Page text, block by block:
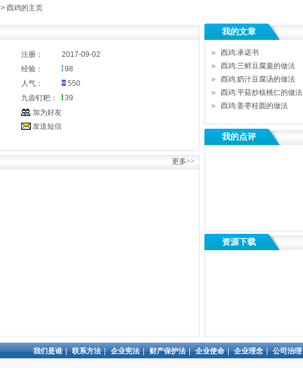
> 酉鸡的主页
注册：
2017-09-02
经验：
98
人气：
550
九齿钉耙：
39
加为好友
发送短信
我的点评
资源下载
更多>>
我的文章
酉鸡:承诺书
酉鸡:三鲜豆腐羹的做法
酉鸡:奶汁豆腐汤的做法
酉鸡:平菇炒核桃仁的做法
酉鸡:姜枣桂圆的做法
我们是谁 | 联系方法 | 企业宪法 | 财产保护法 | 企业使命 | 企业理念 | 公司治理